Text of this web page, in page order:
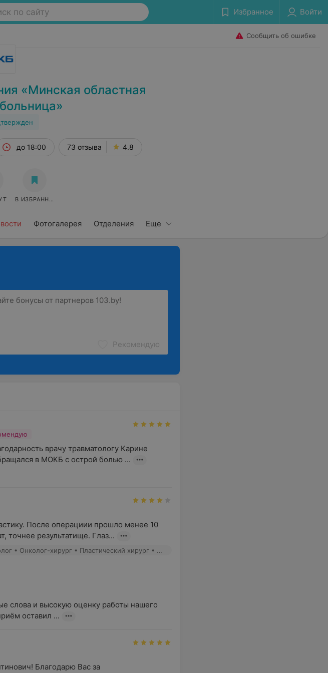
по сайту Избранное Войти
Сообщить об ошибке
«Минская областная
Фотогалерея Отделения Еще
до 18:00 73 отзыва 4.8
В ИЗБРАННОЕ
Рекомендую
врачу травматологу Карине
в МОКБ с острой болью ...
После операциии прошло менее 10
точнее результатище. Глаз...
Авсеенко Е. И. - Хирург • Онколог • Онколог-хирург • Пластический хирург • Микрохирург
слова и высокую оценку работы нашего
оставил ...
Благодарю Вас за